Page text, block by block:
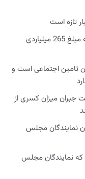
تازه است
به مبلغ 265 میلیاردی
تامین اجتماعی است و
جبران میزان کسری از
نمایندگان مجلس
که نمایندگان مجلس